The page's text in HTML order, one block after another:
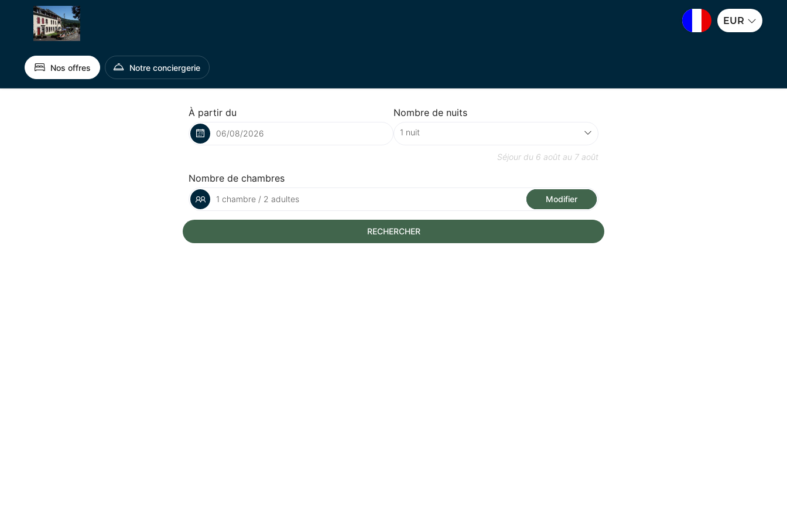
EUR
Nos offres Notre conciergerie
À partir du Nombre de nuits
Séjour du 6 août au 7 août
Nombre de chambres
1 chambre / 2 adultes Modifier